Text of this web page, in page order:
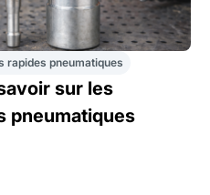
rapides pneumatiques
sur les
pneumatiques